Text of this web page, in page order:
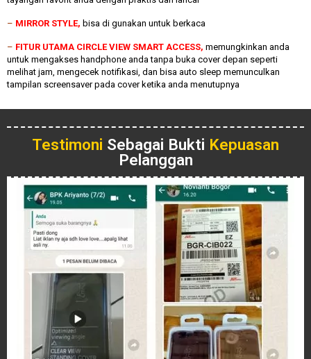
– MIRROR STYLE, bisa di gunakan untuk berkaca
– FITUR UTAMA CIRCLE VIEW SMART ACCESS, memungkinkan anda
untuk mengakses handphone anda tanpa buka cover depan seperti
melihat jam, mengecek notifikasi, dan bisa auto sleep memunculkan
tampilan screensaver pada cover ketika anda menutupnya
Testimoni Sebagai Bukti Kepuasan
Pelanggan